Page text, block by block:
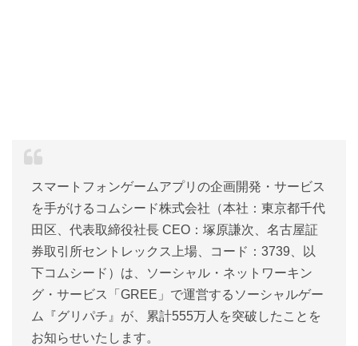
スマートフォンゲームアプリの企画開発・サービス
を手がけるコムシード株式会社（本社：東京都千代
田区、代表取締役社長 CEO：塚原謙次、名古屋証
券取引所セントレックス上場、コード：3739、以
下コムシード）は、ソーシャル・ネットワーキン
グ・サービス「GREE」で運営するソーシャルゲー
ム『グリパチ』が、累計555万人を突破したことを
お知らせいたします。